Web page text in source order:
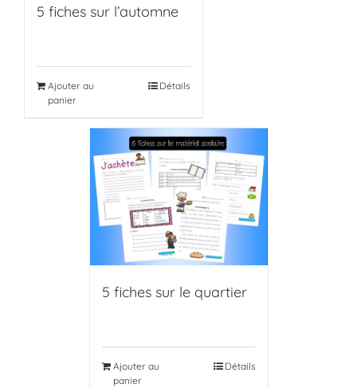
5 fiches sur l’automne
Ajouter au
panier
Détails
5 fiches sur le quartier
Ajouter au
panier
Détails